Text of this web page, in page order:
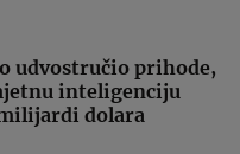
udvostručio prihode,
inteligenciju
dolara